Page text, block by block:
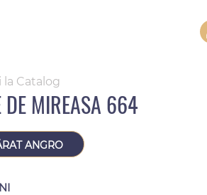
la Catalog
DE MIREASA 664
ANGRO